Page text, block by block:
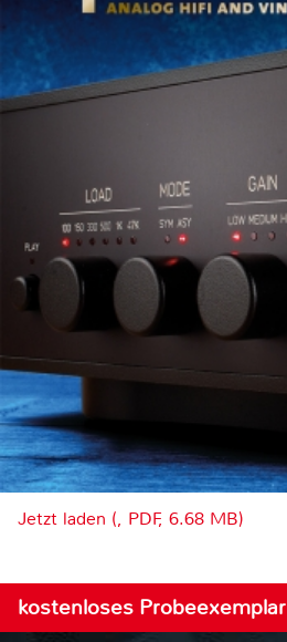
Jetzt laden (, PDF, 6.68 MB)
kostenloses Probeexemplar